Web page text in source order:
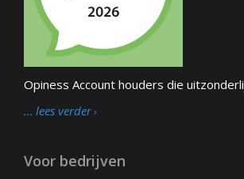
Opiness Account houders die
… lees verder
Voor bedrijven